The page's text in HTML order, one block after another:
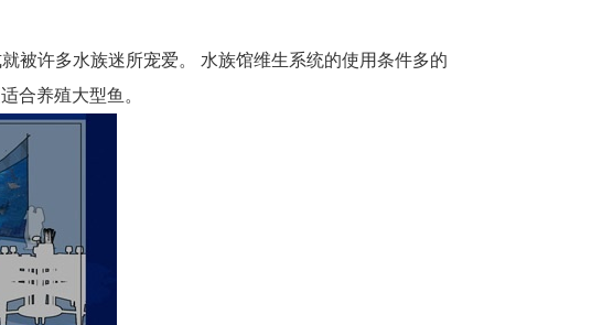
被许多水族迷所宠爱。 水族馆维生系统的使用条件多的
合养殖大型鱼。